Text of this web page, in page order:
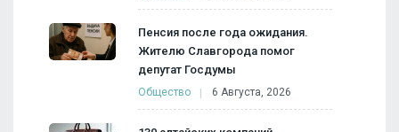
Пенсия после года ожидания.
Жителю Славгорода помог
депутат Госдумы
Общество 6 Августа, 2026